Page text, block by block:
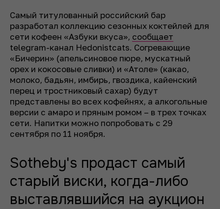
Самый титулованный российский бар
разработал коллекцию сезонных коктейлей для
сети кофеен «Азбуки вкуса», сообщает
telegram-канал Hedonistcats. Согревающие
«Бичерин» (апельсиновое пюре, мускатный
орех и кокосовые сливки) и «Атоле» (какао,
молоко, бадьян, имбирь, гвоздика, кайенский
перец и тростниковый сахар) будут
представлены во всех кофейнях, а алкогольные
версии с амаро и пряным ромом – в трех точках
сети. Напитки можно попробовать с 29
сентября по 11 ноября.
Sotheby's продаст самый
старый виски, когда-либо
выставлявшийся на аукцион